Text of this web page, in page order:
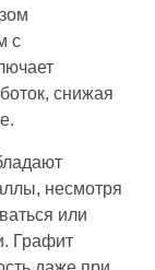
с
снижая
несмотря
или
Графит